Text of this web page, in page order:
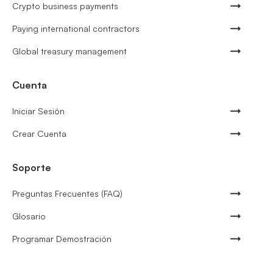
Crypto business payments
Paying international contractors
Global treasury management
Cuenta
Iniciar Sesión
Crear Cuenta
Soporte
Preguntas Frecuentes (FAQ)
Glosario
Programar Demostración